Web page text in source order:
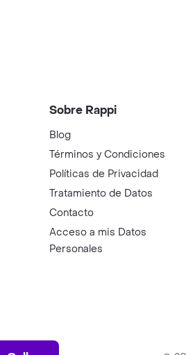
Sobre Rappi
Blog
Términos y Condiciones
Políticas de Privacidad
Tratamiento de Datos
Contacto
Acceso a mis Datos
Personales
AppGallery